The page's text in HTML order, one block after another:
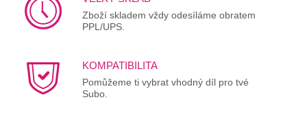
Zboží skladem vždy odesíláme obratem
PPL/UPS.
KOMPATIBILITA
Pomůžeme ti vybrat vhodný díl pro tvé
Subo.